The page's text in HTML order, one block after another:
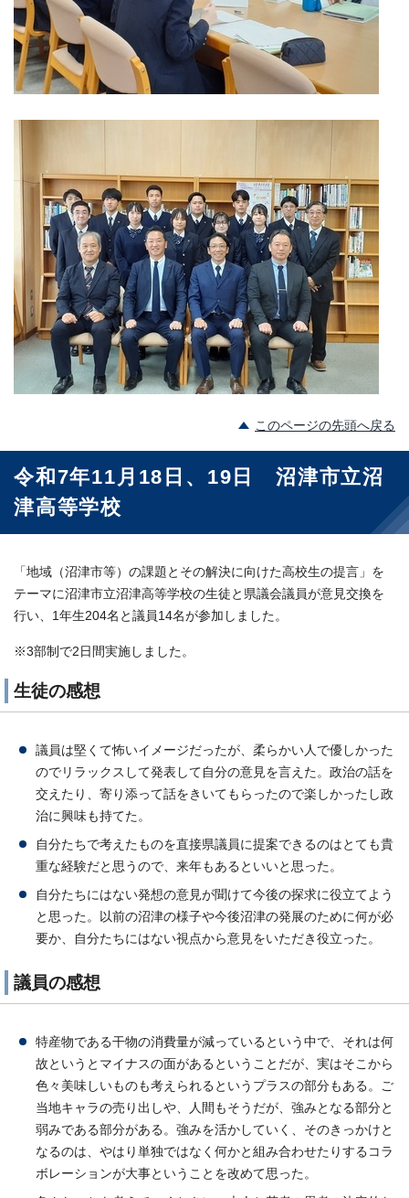
このページの先頭へ戻る
令和7年11月18日、19日 沼津市立沼
津高等学校
「地域（沼津市等）の課題とその解決に向けた高校生の提言」を
テーマに沼津市立沼津高等学校の生徒と県議会議員が意見交換を
行い、1年生204名と議員14名が参加しました。
※3部制で2日間実施しました。
生徒の感想
議員は堅くて怖いイメージだったが、柔らかい人で優しかった
のでリラックスして発表して自分の意見を言えた。政治の話を
交えたり、寄り添って話をきいてもらったので楽しかったし政
治に興味も持てた。
自分たちで考えたものを直接県議員に提案できるのはとても貴
重な経験だと思うので、来年もあるといいと思った。
自分たちにはない発想の意見が聞けて今後の探求に役立てよう
と思った。以前の沼津の様子や今後沼津の発展のために何が必
要か、自分たちにはない視点から意見をいただき役立った。
議員の感想
特産物である干物の消費量が減っているという中で、それは何
故というとマイナスの面があるということだが、実はそこから
色々美味しいものも考えられるというプラスの部分もある。ご
当地キャラの売り出しや、人間もそうだが、強みとなる部分と
弱みである部分がある。強みを活かしていく、そのきっかけと
なるのは、やはり単独ではなく何かと組み合わせたりするコラ
ボレーションが大事ということを改めて思った。